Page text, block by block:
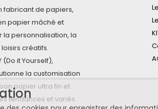
fabricant de papiers,
papier mâché et
personnalisation, la
créatifs.
(Do it Yourself),
la customisation
papier ultra fin et
tendances et variés.